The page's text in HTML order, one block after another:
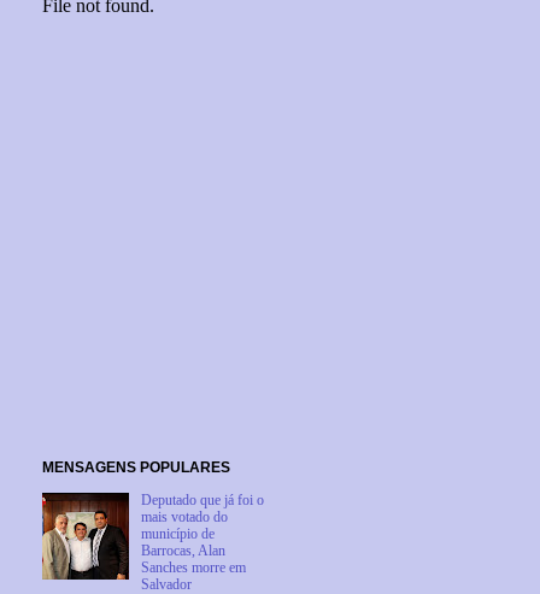
MENSAGENS POPULARES
Deputado que já foi o
mais votado do
município de
Barrocas, Alan
Sanches morre em
Salvador